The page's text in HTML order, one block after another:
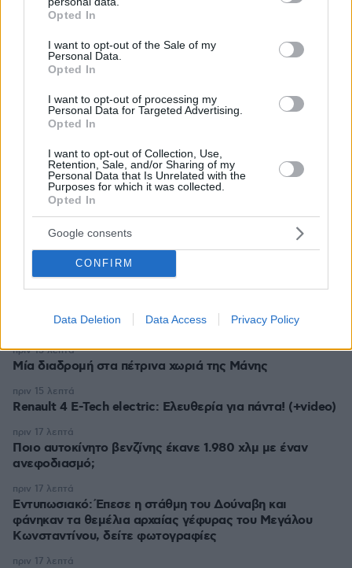
grant or deny consent to Google and its third-party tags to
use your data for below specified purposes in below Google
consent section.
Opted In
I want to opt-out of the Sale of my
Personal Data.
Opted In
I want to opt-out of processing my
Personal Data for Targeted Advertising.
Opted In
I want to opt-out of Collection, Use,
Retention, Sale, and/or Sharing of my
Personal Data that Is Unrelated with the
Purposes for which it was collected.
Opted In
Google consents
CONFIRM
Data Deletion Data Access Privacy Policy
* Υποχρεωτικά πεδία
ΡΟΗ ΕΙΔΗΣΕΩΝ
Ειδήσεις
Μυστηριώδεις θάνατοι ταράνδων στο αρχιπέλαγος
Σβάλμπαρντ στη Νορβηγία
πριν 6 λεπτά
Σούπερ Καπ: Ο Παπαπέτρου διαιτητής του τελικού της
ΑΕΚ με τον ΟΦΗ
Μία διαδρομή στα πέτρινα χωριά της Μάνης
πριν 13 λεπτά
Renault 4 E-Tech electric: Ελευθερία για πάντα! (+video)
πριν 15 λεπτά
Ποιο αυτοκίνητο βενζίνης έκανε 1.980 χλμ με έναν
ανεφοδιασμό;
πριν 17 λεπτά
Εντυπωσιακό: Έπεσε η στάθμη του Δούναβη και
φάνηκαν τα θεμέλια αρχαίας γέφυρας του Μεγάλου
Κωνσταντίνου, δείτε φωτογραφίες
πριν 17 λεπτά
πριν 17 λεπτά